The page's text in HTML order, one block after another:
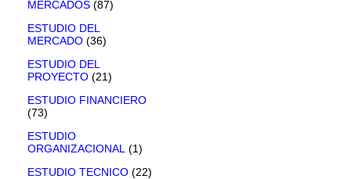
MERCADOS (87)
ESTUDIO DEL
MERCADO (36)
ESTUDIO DEL
PROYECTO (21)
ESTUDIO FINANCIERO
(73)
ESTUDIO
ORGANIZACIONAL (1)
ESTUDIO TECNICO (22)